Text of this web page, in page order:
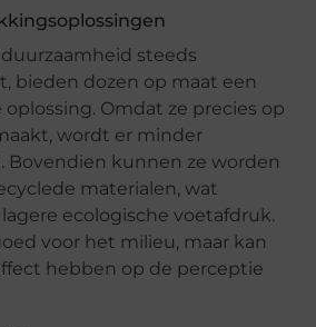
steeds
bieden dozen op maat een
Omdat ze precies op
wordt er minder
Bovendien kunnen ze worden
materialen, wat
ecologische voetafdruk.
voor het milieu, maar kan
hebben op de perceptie